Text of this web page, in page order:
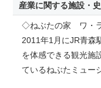
産業に関する施設・
◇ねぶたの家 ワ・
2011年1月にJR青森
を体感できる観光施
ているねぶたミュー